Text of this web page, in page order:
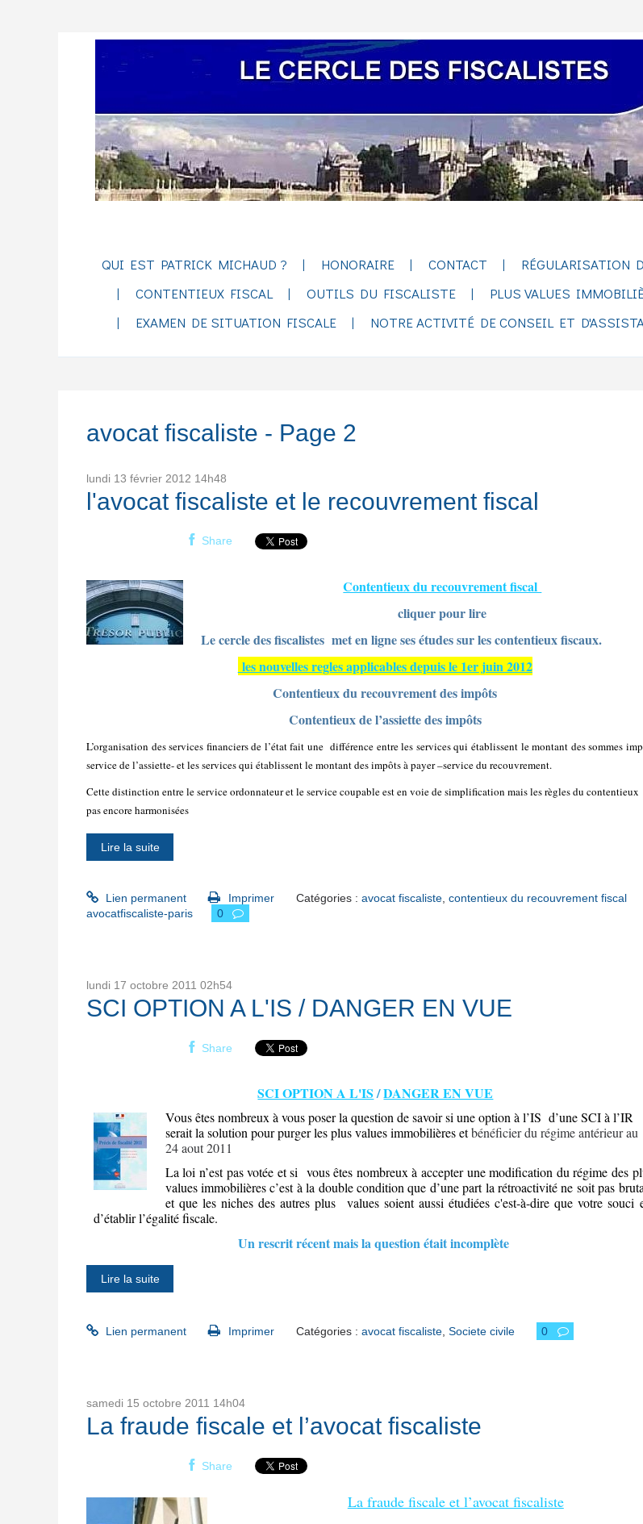
QUI EST PATRICK MICHAUD ? HONORAIRE CONTACT
RÉGULARISATION
CONTENTIEUX FISCAL
OUTILS DU FISCALISTE PLUS VALUES
EXAMEN DE SITUATION FISCALE
NOTRE ACTIVITÉ DE CONSEIL ET
avocat fiscaliste - Page 2
lundi 13 février 2012 14h48
l'avocat fiscaliste et le recouvrement fiscal
Share
Contentieux du recouvrement fiscal
cliquer pour lire
Le cercle des fiscalistes met en ligne ses études sur les contentieux fiscaux.
les nouvelles regles applicables depuis le 1er juin 2012
Contentieux du recouvrement des impôts
Contentieux de l’assiette des impôts
L’organisation des services financiers de l’état fait une différence entre les services qui établissent le montant des sommes
service de l’assiette- et les services qui établissent le montant des impôts à payer –service du recouvrement.
Cette distinction entre le service ordonnateur et le service coupable est en voie de simplification mais les règles du contentieux
pas encore harmonisées
Lire la suite
Lien permanent Imprimer Catégories : avocat fiscaliste, contentieux du recouvrement fiscal
avocatfiscaliste-paris
0
lundi 17 octobre 2011 02h54
SCI OPTION A L'IS / DANGER EN VUE
Share
SCI OPTION A L'IS/DANGER EN VUE
Vous êtes nombreux à vous poser la question de savoir si une option à l’IS d’une SCI à l’IR
serait la solution pour purger les plus values immobilières etbénéficier du régime antérieur au
24 aout 2011
La loi n’est pas votée et si vous êtes nombreux à accepter une modification du régime des
values immobilières c’est à la double condition que d’une part la rétroactivité ne soit pas
et que les niches des autres plus
values soient aussi étudiées c'est-à-dire que votre souci
d’établir l’égalité fiscale.
Un rescrit récent mais la question était incomplète
Lire la suite
Lien permanent Imprimer Catégories : avocat fiscaliste, Societe civile 0
samedi 15 octobre 2011 14h04
La fraude fiscale et l’avocat fiscaliste
Share
La fraude fiscale et l’avocat fiscaliste